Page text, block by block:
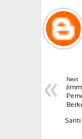
« Next